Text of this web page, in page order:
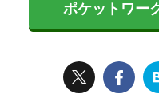
ポケットワー